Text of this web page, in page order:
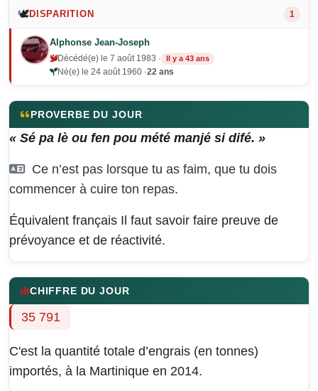
🕊️DISPARITION 1
Alphonse Jean-Joseph
Décédé(e) le 7 août 1983 · Il y a 43 ans
Né(e) le 24 août 1960 ·22 ans
PROVERBE DU JOUR
« Sé pa lè ou fen pou mété manjé si difé. »
Ce n’est pas lorsque tu as faim, que tu dois
commencer à cuire ton repas.
Équivalent français Il faut savoir faire preuve de
prévoyance et de réactivité.
CHIFFRE DU JOUR
35 791
C'est la quantité totale d’engrais (en tonnes)
importés, à la Martinique en 2014.